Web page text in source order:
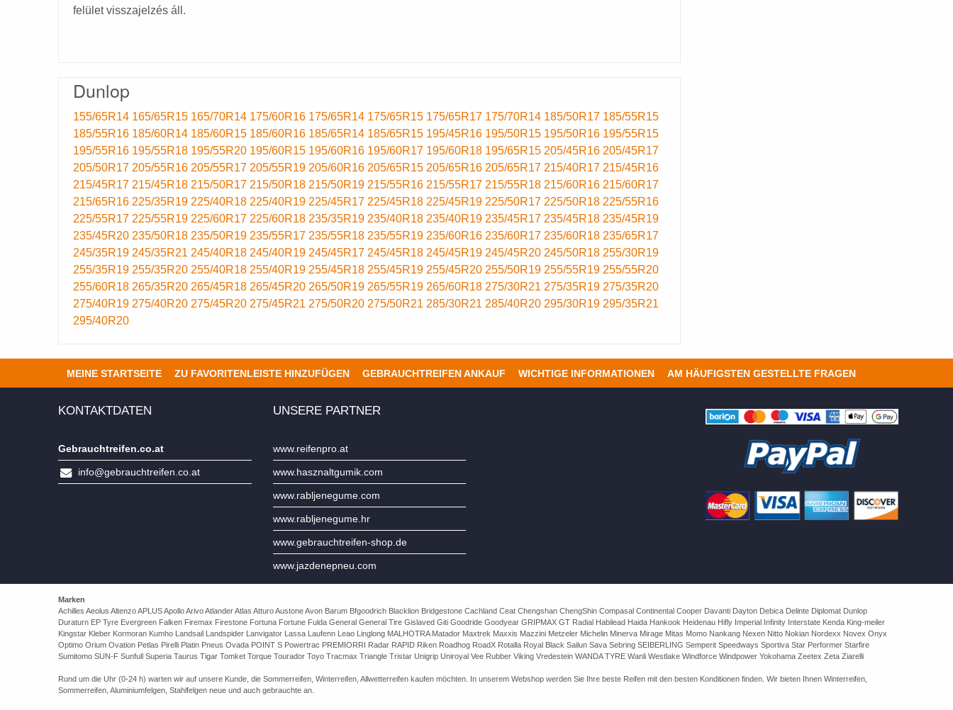
felület visszajelzés áll.
Dunlop
155/65R14 165/65R15 165/70R14 175/60R16 175/65R14 175/65R15 175/65R17 175/70R14 185/50R17 185/55R15
185/55R16 185/60R14 185/60R15 185/60R16 185/65R14 185/65R15 195/45R16 195/50R15 195/50R16 195/55R15
195/55R16 195/55R18 195/55R20 195/60R15 195/60R16 195/60R17 195/60R18 195/65R15 205/45R16 205/45R17
205/50R17 205/55R16 205/55R17 205/55R19 205/60R16 205/65R15 205/65R16 205/65R17 215/40R17 215/45R16
215/45R17 215/45R18 215/50R17 215/50R18 215/50R19 215/55R16 215/55R17 215/55R18 215/60R16 215/60R17
215/65R16 225/35R19 225/40R18 225/40R19 225/45R17 225/45R18 225/45R19 225/50R17 225/50R18 225/55R16
225/55R17 225/55R19 225/60R17 225/60R18 235/35R19 235/40R18 235/40R19 235/45R17 235/45R18 235/45R19
235/45R20 235/50R18 235/50R19 235/55R17 235/55R18 235/55R19 235/60R16 235/60R17 235/60R18 235/65R17
245/35R19 245/35R21 245/40R18 245/40R19 245/45R17 245/45R18 245/45R19 245/45R20 245/50R18 255/30R19
255/35R19 255/35R20 255/40R18 255/40R19 255/45R18 255/45R19 255/45R20 255/50R19 255/55R19 255/55R20
255/60R18 265/35R20 265/45R18 265/45R20 265/50R19 265/55R19 265/60R18 275/30R21 275/35R19 275/35R20
275/40R19 275/40R20 275/45R20 275/45R21 275/50R20 275/50R21 285/30R21 285/40R20 295/30R19 295/35R21
295/40R20
MEINE STARTSEITE ZU FAVORITENLEISTE HINZUFÜGEN GEBRAUCHTREIFEN ANKAUF WICHTIGE INFORMATIONEN AM HÄUFIGSTEN GESTELLTE FRAGEN
KONTAKTDATEN
Gebrauchtreifen.co.at
info@gebrauchtreifen.co.at
UNSERE PARTNER
www.reifenpro.at
www.hasznaltgumik.com
www.rabljenegume.com
www.rabljenegume.hr
www.gebrauchtreifen-shop.de
www.jazdenepneu.com
Marken
Achilles Aeolus Altenzo APLUS Apollo Arivo Atlander Atlas Atturo Austone Avon Barum Bfgoodrich Blacklion Bridgestone Cachland Ceat Chengshan ChengShin Compasal Continental Cooper Davanti Dayton Debica Delinte Diplomat Dunlop
Duraturn EP Tyre Evergreen Falken Firemax Firestone Fortuna Fortune Fulda General General Tire Gislaved Giti Goodride Goodyear GRIPMAX GT Radial Habilead Haida Hankook Heidenau Hifly Imperial Infinity Interstate Kenda King-meiler
Kingstar Kleber Kormoran Kumho Landsail Landspider Lanvigator Lassa Laufenn Leao Linglong MALHOTRA Matador Maxtrek Maxxis Mazzini Metzeler Michelin Minerva Mirage Mitas Momo Nankang Nexen Nitto Nokian Nordexx Novex Onyx
Optimo Orium Ovation Petlas Pirelli Platin Pneus Ovada POINT S Powertrac PREMIORRI Radar RAPID Riken Roadhog RoadX Rotalla Royal Black Sailun Sava Sebring SEIBERLING Semperit Speedways Sportiva Star Performer Starfire
Sumitomo SUN-F Sunfull Superia Taurus Tigar Tomket Torque Tourador Toyo Tracmax Triangle Tristar Unigrip Uniroyal Vee Rubber Viking Vredestein WANDA TYRE Wanli Westlake Windforce Windpower Yokohama Zeetex Zeta Ziarelli
Rund um die Uhr (0-24 h) warten wir auf unsere Kunde, die Sommerreifen, Winterreifen, Allwetterreifen kaufen möchten. In unserem Webshop werden Sie Ihre beste Reifen mit den besten Konditionen finden. Wir bieten Ihnen Winterreifen,
Sommerreifen, Aluminiumfelgen, Stahlfelgen neue und auch gebrauchte an.